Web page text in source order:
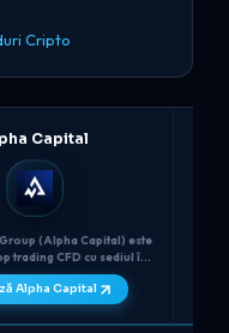
Cripto
Capital
(Alpha Capital) este
trading CFD cu sediul în
în 2021) care oferă
finansate de "Analist
ACG Markets și
să aleagă între o
Alpha Capital